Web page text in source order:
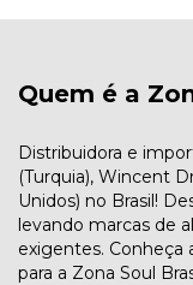
Quem é a
Distribuidora e
(Turquia), Wincent
Unidos) no Brasil!
levando marcas de
exigentes. Conheça
para a Zona Soul